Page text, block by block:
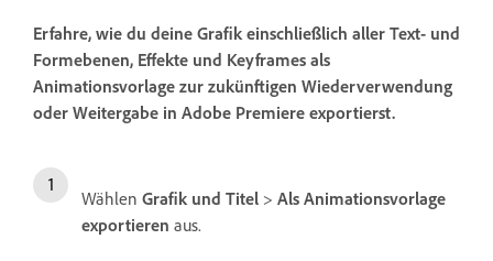
Erfahre, wie du deine Grafik einschließlich aller Text- und
Formebenen, Effekte und Keyframes als
Animationsvorlage zur zukünftigen Wiederverwendung
oder Weitergabe in Adobe Premiere exportierst.
Wählen Grafik und Titel > Als Animationsvorlage
exportieren aus.